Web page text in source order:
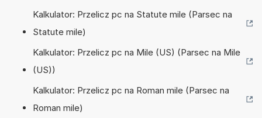
Kalkulator: Przelicz pc na Statute mile (Parsec na
Statute mile)
Kalkulator: Przelicz pc na Mile (US) (Parsec na Mile
(US))
Kalkulator: Przelicz pc na Roman mile (Parsec na
Roman mile)